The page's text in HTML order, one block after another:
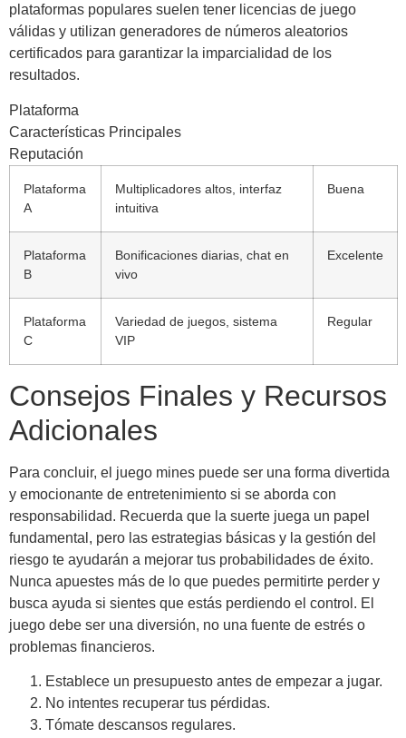
plataformas populares suelen tener licencias de juego
válidas y utilizan generadores de números aleatorios
certificados para garantizar la imparcialidad de los
resultados.
Plataforma
Características Principales
Reputación
Plataforma
A
Multiplicadores altos, interfaz
intuitiva
Buena
Plataforma
B
Bonificaciones diarias, chat en
vivo
Excelente
Plataforma
C
Variedad de juegos, sistema
VIP
Regular
Consejos Finales y Recursos
Adicionales
Para concluir, el juego mines puede ser una forma divertida
y emocionante de entretenimiento si se aborda con
responsabilidad. Recuerda que la suerte juega un papel
fundamental, pero las estrategias básicas y la gestión del
riesgo te ayudarán a mejorar tus probabilidades de éxito.
Nunca apuestes más de lo que puedes permitirte perder y
busca ayuda si sientes que estás perdiendo el control. El
juego debe ser una diversión, no una fuente de estrés o
problemas financieros.
Establece un presupuesto antes de empezar a jugar.
No intentes recuperar tus pérdidas.
Tómate descansos regulares.